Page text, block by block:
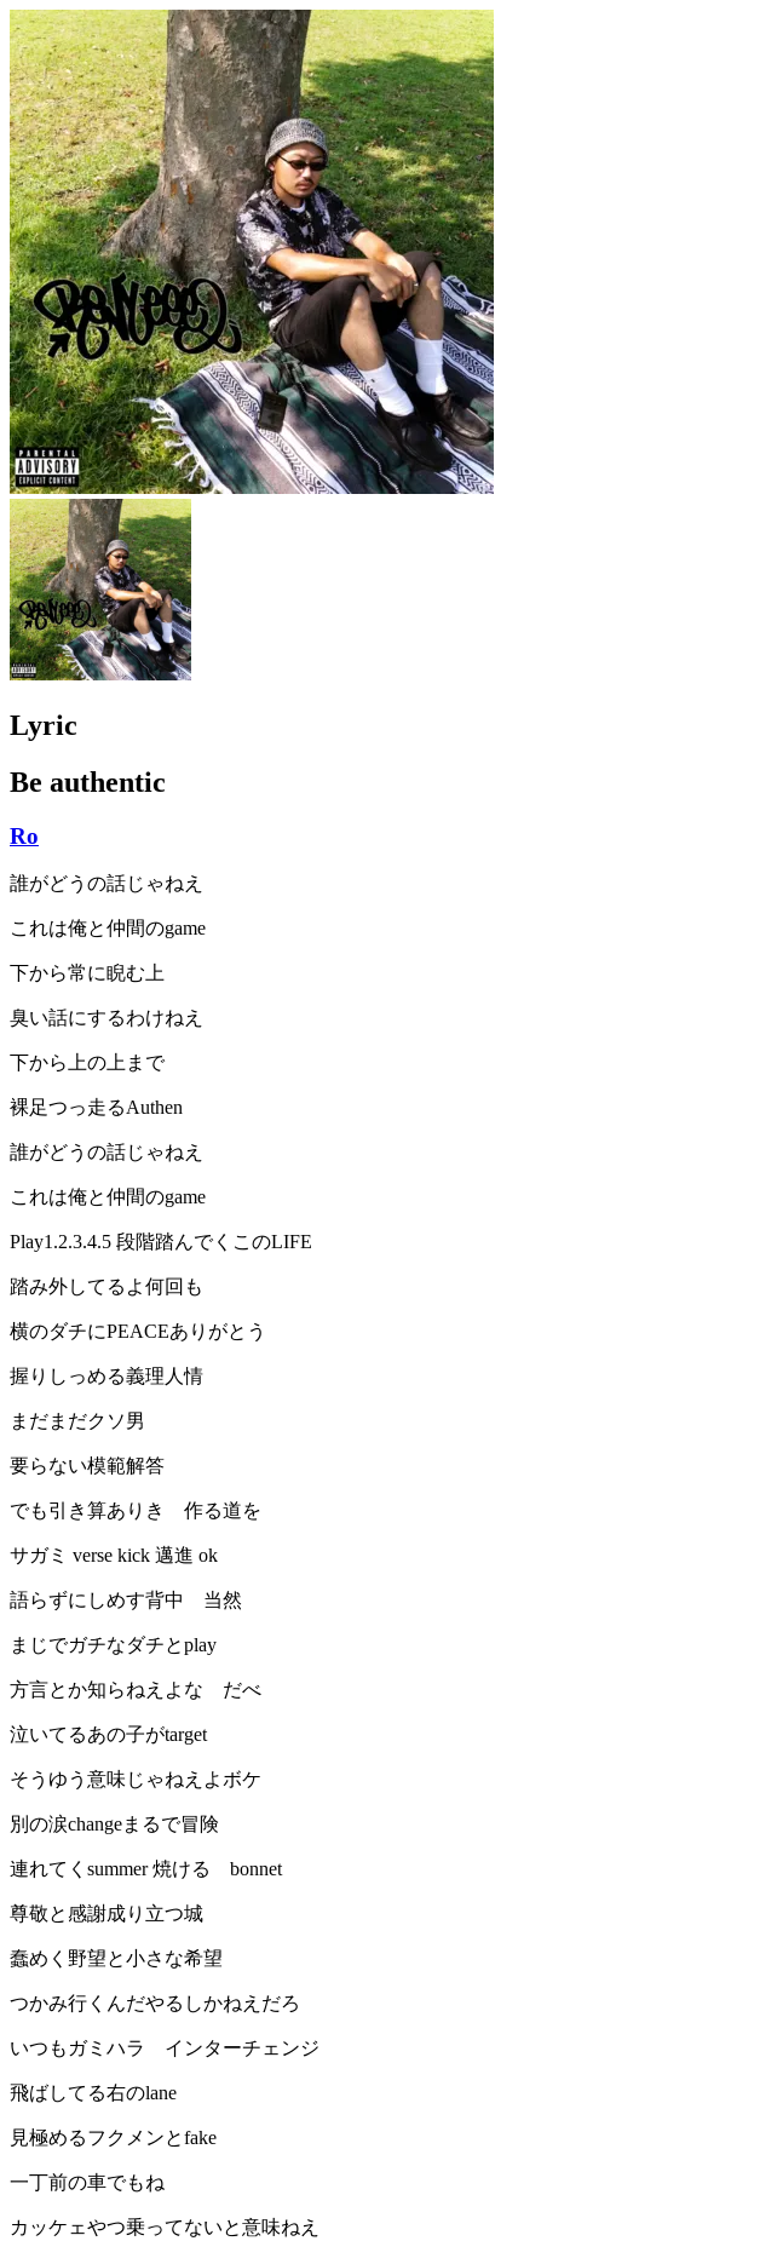
Lyric
Be authentic
Ro
誰がどうの話じゃねえ
これは俺と仲間のgame
下から常に睨む上
臭い話にするわけねえ
下から上の上まで
裸足つっ走るAuthen
誰がどうの話じゃねえ
これは俺と仲間のgame
Play1.2.3.4.5 段階踏んでくこのLIFE
踏み外してるよ何回も
横のダチにPEACEありがとう
握りしっめる義理人情
まだまだクソ男
要らない模範解答
でも引き算ありき 作る道を
サガミ verse kick 邁進 ok
語らずにしめす背中 当然
まじでガチなダチとplay
方言とか知らねえよな だべ
泣いてるあの子がtarget
そうゆう意味じゃねえよボケ
別の涙changeまるで冒険
連れてくsummer 焼ける bonnet
尊敬と感謝成り立つ城
蠢めく野望と小さな希望
つかみ行くんだやるしかねえだろ
いつもガミハラ インターチェンジ
飛ばしてる右のlane
見極めるフクメンとfake
一丁前の車でもね
カッケェやつ乗ってないと意味ねえ